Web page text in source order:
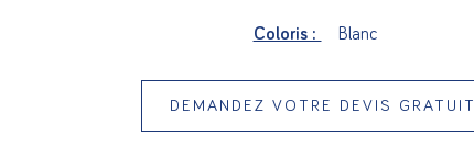
Coloris : Blanc
DEMANDEZ VOTRE DEVIS GRATUIT